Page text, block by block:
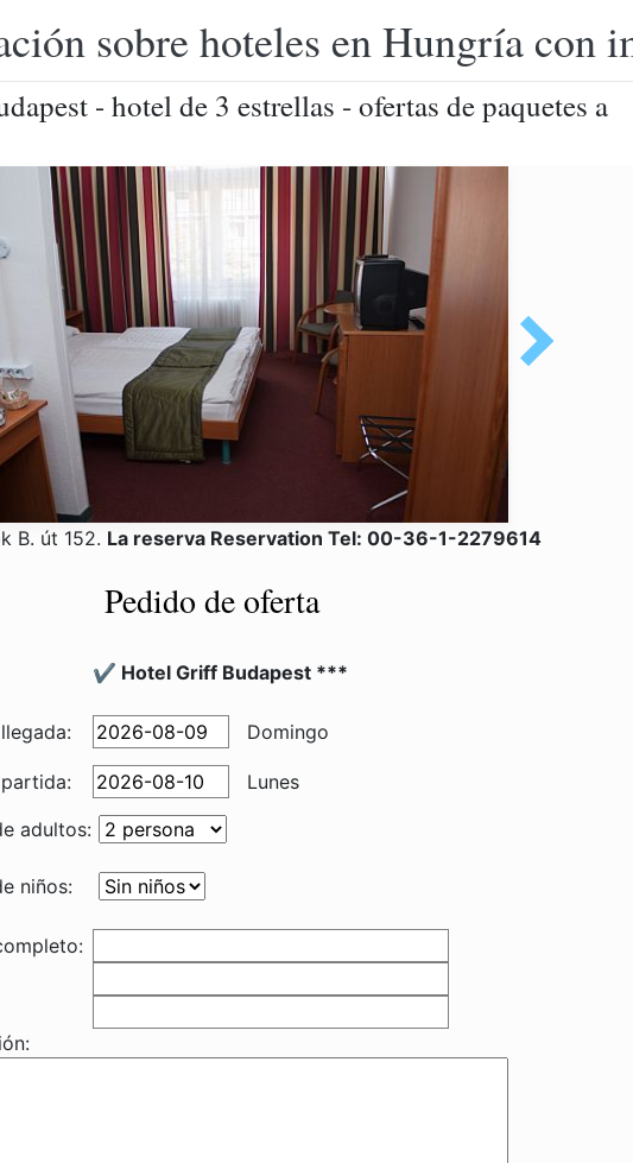
sobre hoteles en Hungría con
- hotel de 3 estrellas - ofertas de paquetes a
B. út 152. La reserva Reservation Tel: 00-36-1-2279614
Pedido de oferta
✔️ Hotel Griff Budapest ***
Domingo
Lunes
adultos:
niños: